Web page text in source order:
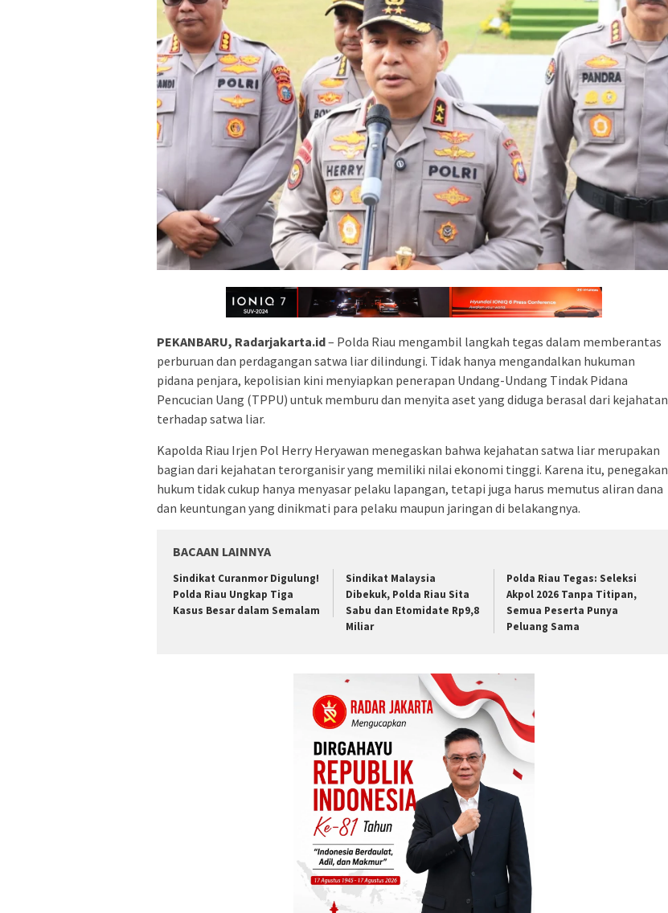
PEKANBARU, Radarjakarta.id– Polda Riau mengambil langkah tegas dalam memberantas
perburuan dan perdagangan satwa liar dilindungi. Tidak hanya mengandalkan hukuman
pidana penjara, kepolisian kini menyiapkan penerapan Undang-Undang Tindak Pidana
Pencucian Uang (TPPU) untuk memburu dan menyita aset yang diduga berasal dari kejahatan
terhadap satwa liar.
Kapolda Riau Irjen Pol Herry Heryawan menegaskan bahwa kejahatan satwa liar merupakan
bagian dari kejahatan terorganisir yang memiliki nilai ekonomi tinggi. Karena itu, penegakan
hukum tidak cukup hanya menyasar pelaku lapangan, tetapi juga harus memutus aliran dana
dan keuntungan yang dinikmati para pelaku maupun jaringan di belakangnya.
BACAAN LAINNYA
Sindikat Curanmor Digulung!
Polda Riau Ungkap Tiga
Kasus Besar dalam Semalam
Sindikat Malaysia
Dibekuk, Polda Riau Sita
Sabu dan Etomidate Rp9,8
Miliar
Polda Riau Tegas: Seleksi
Akpol 2026 Tanpa Titipan,
Semua Peserta Punya
Peluang Sama